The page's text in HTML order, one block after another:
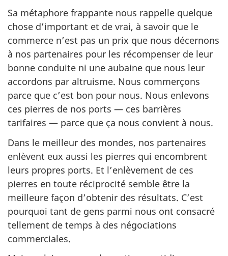
Sa métaphore frappante nous rappelle quelque
chose d’important et de vrai, à savoir que le
commerce n’est pas un prix que nous décernons
à nos partenaires pour les récompenser de leur
bonne conduite ni une aubaine que nous leur
accordons par altruisme. Nous commerçons
parce que c’est bon pour nous. Nous enlevons
ces pierres de nos ports — ces barrières
tarifaires — parce que ça nous convient à nous.
Dans le meilleur des mondes, nos partenaires
enlèvent eux aussi les pierres qui encombrent
leurs propres ports. Et l’enlèvement de ces
pierres en toute réciprocité semble être la
meilleure façon d’obtenir des résultats. C’est
pourquoi tant de gens parmi nous ont consacré
tellement de temps à des négociations
commerciales.